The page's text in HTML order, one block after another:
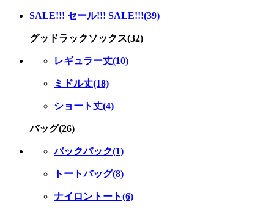
SALE!!! セール!!! SALE!!!(39)
グッドラックソックス(32)
レギュラー丈(10)
ミドル丈(18)
ショート丈(4)
バッグ(26)
バックパック(1)
トートバッグ(8)
ナイロントート(6)